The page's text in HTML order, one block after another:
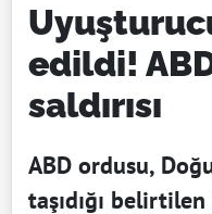
edildi!
saldırısı
ABD ordusu,
taşıdığı